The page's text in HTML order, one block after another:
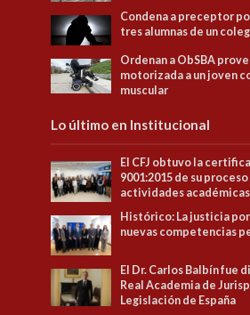
Condena a preceptor
tres alumnas de un
Ordenan a ObSBA
motorizada a un joven
muscular
Lo último en Institucional
El CFJ obtuvo la
9001:2015 de su
actividades académicas
Histórico: La justicia
nuevas competencias
El Dr. Carlos Balbín fue
Real Academia de
Legislación de España